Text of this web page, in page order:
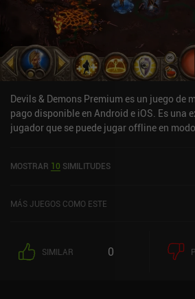
Devils & Demons Premium es un juego de
pago disponible en Android e iOS. Es una
jugador que se puede jugar offline en
en la App Store de iOS.
MOSTRAR 10 SIMILITUDES
MÁS JUEGOS COMO ESTE
SIMILAR 0